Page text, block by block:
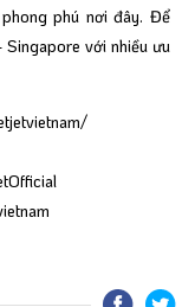
phú nơi đây. Để
với nhiều ưu